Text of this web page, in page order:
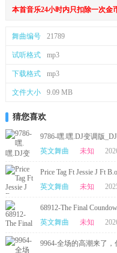
本首音乐24小时内只扣除一次金
舞曲编号 21789
试听格式 mp3
下载格式 mp3
文件大小 9.09 MB
猜您喜欢
9786-嘿.嘿.DJ变调版
英文舞曲
未知
Price Tag Ft Jessie J Ft
HipHop
英文舞曲 未知
68912-The Final
ElectroHouse
英文舞曲 未知
9964-全场的高潮来了，